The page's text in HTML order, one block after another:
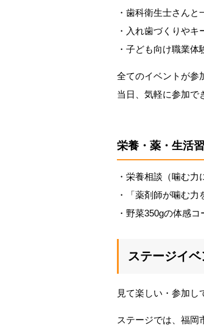
・歯科衛生士さん
・入れ歯づくりやキ
・子ども向け職業
全てのイベントが参
当日、気軽に参加で
栄養・薬・生活
・栄養相談（噛む力
・「薬剤師が噛む力
・野菜350gの体感
ステージイ
見て楽しい・参加し
ステージでは、福岡